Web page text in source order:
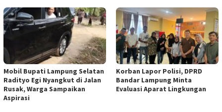
Mobil Bupati Lampung Selatan
Radityo Egi Nyangkut di Jalan
Rusak, Warga Sampaikan
Aspirasi
Korban Lapor Polisi, DPRD
Bandar Lampung Minta
Evaluasi Aparat Lingkungan